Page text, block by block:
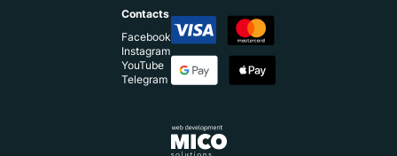
Contacts
Facebook
Instagram
YouTube
Telegram